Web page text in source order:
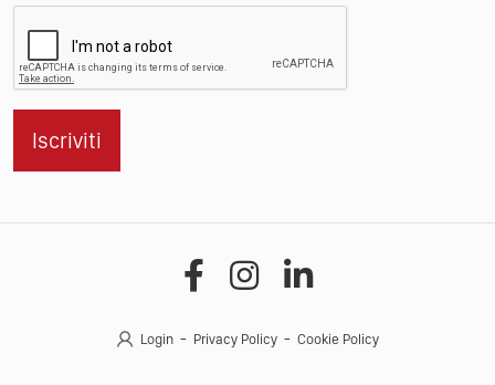
Iscriviti
Login Privacy Policy Cookie Policy